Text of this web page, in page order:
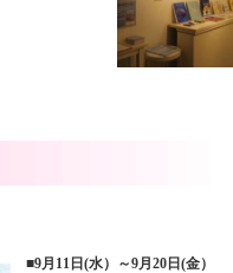
■9月11日(水）～9月20日(金）